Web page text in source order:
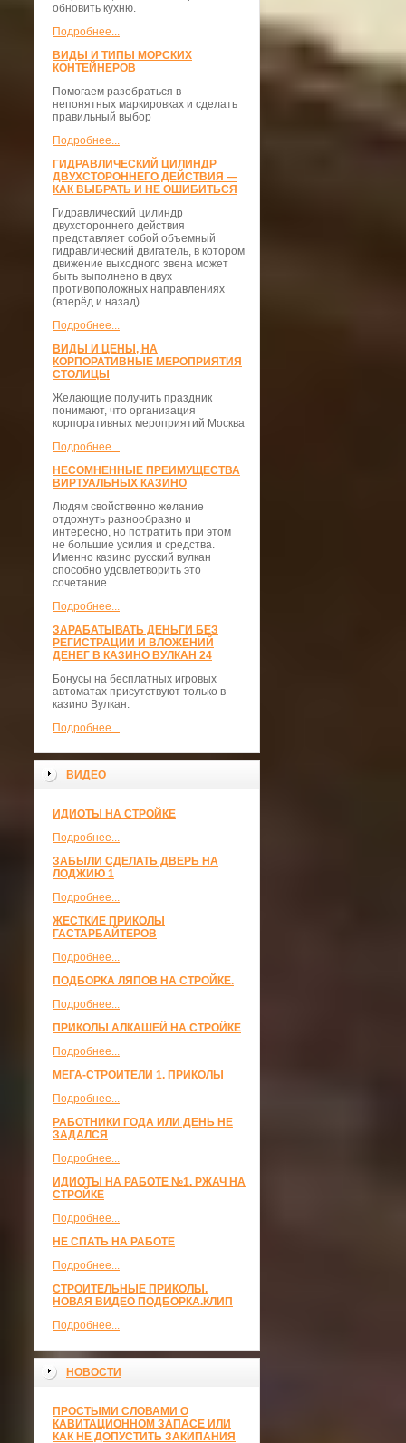
обновить кухню.
Подробнее...
ВИДЫ И ТИПЫ МОРСКИХ
КОНТЕЙНЕРОВ
Помогаем разобраться в
непонятных маркировках и сделать
правильный выбор
Подробнее...
ГИДРАВЛИЧЕСКИЙ ЦИЛИНДР
ДВУХСТОРОННЕГО ДЕЙСТВИЯ —
КАК ВЫБРАТЬ И НЕ ОШИБИТЬСЯ
Гидравлический цилиндр
двухстороннего действия
представляет собой объемный
гидравлический двигатель, в котором
движение выходного звена может
быть выполнено в двух
противоположных направлениях
(вперёд и назад).
Подробнее...
ВИДЫ И ЦЕНЫ, НА
КОРПОРАТИВНЫЕ МЕРОПРИЯТИЯ
СТОЛИЦЫ
Желающие получить праздник
понимают, что организация
корпоративных мероприятий Москва
Подробнее...
НЕСОМНЕННЫЕ ПРЕИМУЩЕСТВА
ВИРТУАЛЬНЫХ КАЗИНО
Людям свойственно желание
отдохнуть разнообразно и
интересно, но потратить при этом
не большие усилия и средства.
Именно казино русский вулкан
способно удовлетворить это
сочетание.
Подробнее...
ЗАРАБАТЫВАТЬ ДЕНЬГИ БЕЗ
РЕГИСТРАЦИИ И ВЛОЖЕНИЙ
ДЕНЕГ В КАЗИНО ВУЛКАН 24
Бонусы на бесплатных игровых
автоматах присутствуют только в
казино Вулкан.
Подробнее...
ВИДЕО
ИДИОТЫ НА СТРОЙКЕ
Подробнее...
ЗАБЫЛИ СДЕЛАТЬ ДВЕРЬ НА
ЛОДЖИЮ 1
Подробнее...
ЖЕСТКИЕ ПРИКОЛЫ
ГАСТАРБАЙТЕРОВ
Подробнее...
ПОДБОРКА ЛЯПОВ НА СТРОЙКЕ.
Подробнее...
ПРИКОЛЫ АЛКАШЕЙ НА СТРОЙКЕ
Подробнее...
МЕГА-СТРОИТЕЛИ 1. ПРИКОЛЫ
Подробнее...
РАБОТНИКИ ГОДА ИЛИ ДЕНЬ НЕ
ЗАДАЛСЯ
Подробнее...
ИДИОТЫ НА РАБОТЕ №1. РЖАЧ НА
СТРОЙКЕ
Подробнее...
НЕ СПАТЬ НА РАБОТЕ
Подробнее...
СТРОИТЕЛЬНЫЕ ПРИКОЛЫ.
НОВАЯ ВИДЕО ПОДБОРКА.КЛИП
Подробнее...
НОВОСТИ
ПРОСТЫМИ СЛОВАМИ О
КАВИТАЦИОННОМ ЗАПАСЕ ИЛИ
КАК НЕ ДОПУСТИТЬ ЗАКИПАНИЯ